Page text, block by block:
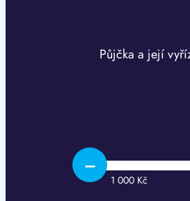
Půjčka a její
–
1 000 Kč